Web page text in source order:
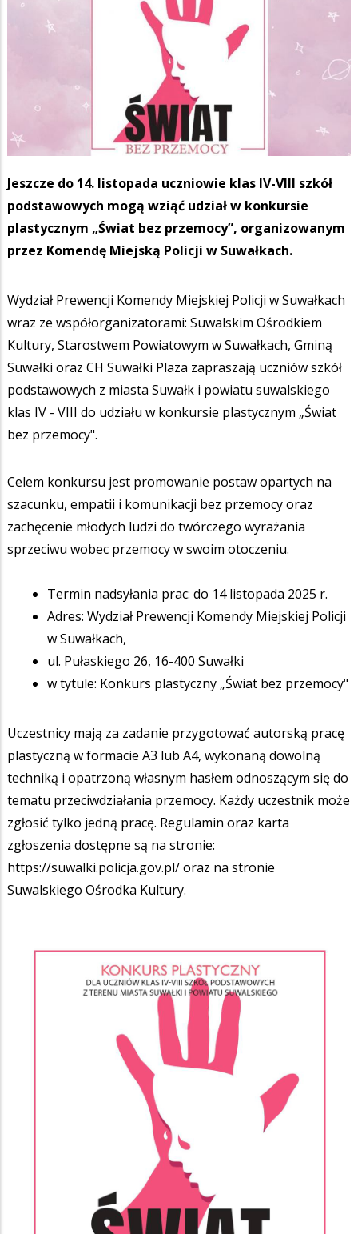
Jeszcze do 14. listopada uczniowie klas IV-VIII szkół
podstawowych mogą wziąć udział w konkursie
plastycznym „Świat bez przemocy”, organizowanym
przez Komendę Miejską Policji w Suwałkach.
Wydział Prewencji Komendy Miejskiej Policji w Suwałkach
wraz ze współorganizatorami: Suwalskim Ośrodkiem
Kultury, Starostwem Powiatowym w Suwałkach, Gminą
Suwałki oraz CH Suwałki Plaza zapraszają uczniów szkół
podstawowych z miasta Suwałk i powiatu suwalskiego
klas IV - VIII do udziału w konkursie plastycznym „Świat
bez przemocy".
Celem konkursu jest promowanie postaw opartych na
szacunku, empatii i komunikacji bez przemocy oraz
zachęcenie młodych ludzi do twórczego wyrażania
sprzeciwu wobec przemocy w swoim otoczeniu.
Termin nadsyłania prac: do 14 listopada 2025 r.
Adres: Wydział Prewencji Komendy Miejskiej Policji
w Suwałkach,
ul. Pułaskiego 26, 16-400 Suwałki
w tytule: Konkurs plastyczny „Świat bez przemocy"
Uczestnicy mają za zadanie przygotować autorską pracę
plastyczną w formacie A3 lub A4, wykonaną dowolną
techniką i opatrzoną własnym hasłem odnoszącym się do
tematu przeciwdziałania przemocy. Każdy uczestnik może
zgłosić tylko jedną pracę. Regulamin oraz karta
zgłoszenia dostępne są na stronie:
https://suwalki.policja.gov.pl/ oraz na stronie
Suwalskiego Ośrodka Kultury.